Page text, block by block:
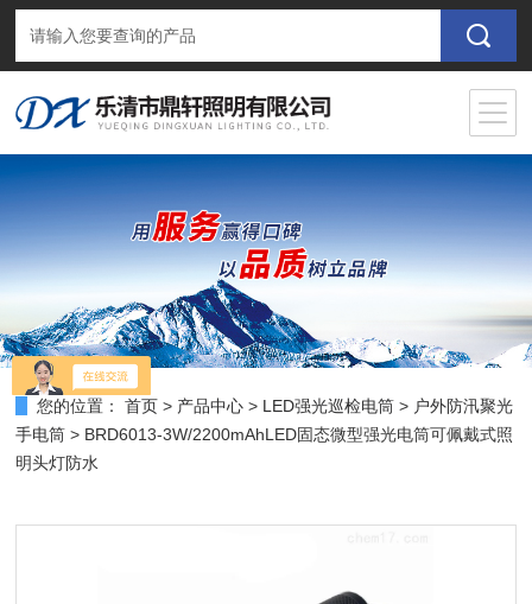
您的位置： 首页 > 产品中心 > LED强光巡检电筒 > 户外防汛聚光
手电筒 > BRD6013-3W/2200mAhLED固态微型强光电筒可佩戴式照
明头灯防水